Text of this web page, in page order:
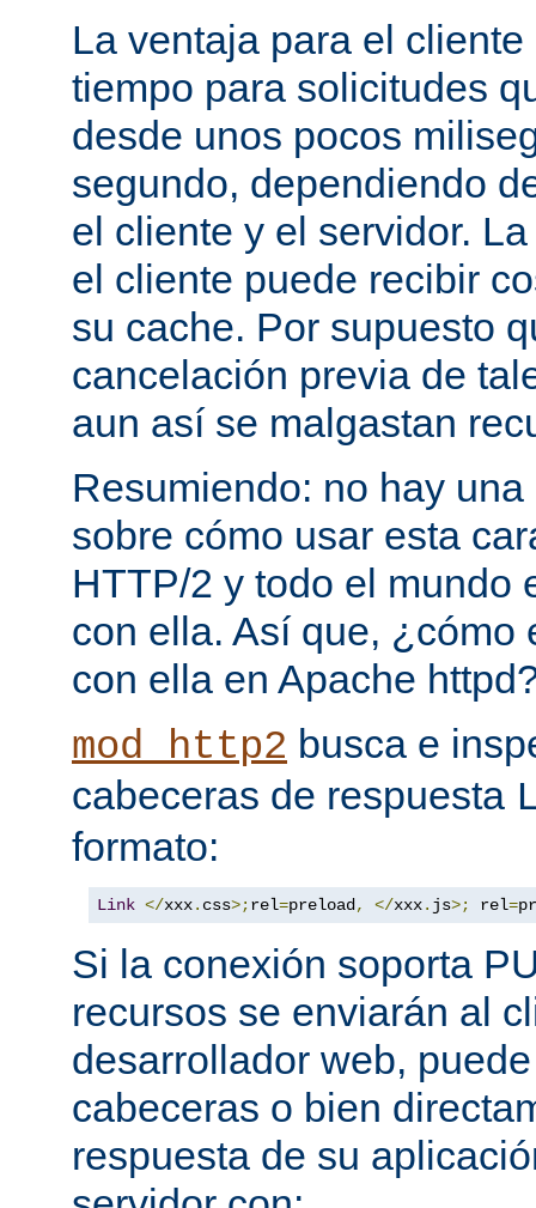
La ventaja para el
tiempo para solicitudes
desde unos pocos
segundo, dependiendo
el cliente y el servidor.
el cliente puede recibir
su cache. Por supuesto
cancelación previa de
aun así se malgastan
Resumiendo: no hay
sobre cómo usar esta
HTTP/2 y todo el mundo
con ella. Así que, ¿cómo
con ella en Apache
mod_http2 busca e
cabeceras de respuesta
formato:
Link </xxx. css>;rel=preload, </xxx. js>; rel=
Si la conexión soporta
recursos se enviarán al
desarrollador web,
cabeceras o bien
respuesta de su